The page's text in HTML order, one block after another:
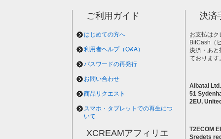
ご利用ガイド
はじめての方へ
利用者ヘルプ（Q&A）
パスワードの再発行
お問い合わせ
商品リクエスト
スマホ・タブレットでの再生につ
いて
XCREAMアフィリエ
決済
お支払はク
BitCash（
決済・あと
ております。
Albatal Ltd.
51
2EU,
T2ECOM
Sredets